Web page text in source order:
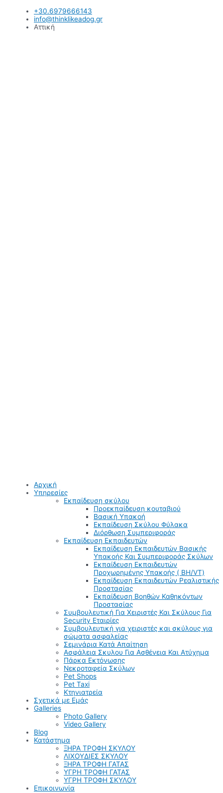
Μετάβαση
περιεχόμενο
+30.6979666143
info@thinklikeadog.gr
Αττική
Αρχική
Υπηρεσίες
Εκπαίδευση σκύλου
Προεκπαίδευση κουταβιού
Βασική Υπακοή
Εκπαίδευση Σκύλου Φύλακα
Διόρθωση Συμπεριφοράς
Εκπαίδευση Εκπαιδευτών
Εκπαίδευση Εκπαιδευτών Βασικής
Υπακοής Και Συμπεριφοράς Σκύλων
Εκπαίδευση Εκπαιδευτών
Προχωρημένης Υπακοής ( BH/VT)
Εκπαίδευση Εκπαιδευτών Ρεαλιστικής
Προστασίας
Εκπαίδευση Βοηθών Καθηκόντων
Προστασίας
Συμβουλευτική Για Χειριστές Και Σκύλους Για
Security Εταιρίες
Συμβουλευτική για χειριστές και σκύλους για
σώματα ασφαλείας
Σεμινάρια Κατά Απαίτηση
Ασφάλεια Σκυλου Για Ασθένεια Και Ατύχημα
Πάρκα Εκτόνωσης
Νεκροταφεία Σκύλων
Pet Shops
Pet Taxi
Κτηνιατρεία
Σχετικά με Εμάς
Galleries
Photo Gallery
Video Gallery
Blog
Κατάστημα
ΞΗΡΑ ΤΡΟΦΗ ΣΚΥΛΟΥ
ΛΙΧΟΥΔΙΕΣ ΣΚΥΛΟΥ
ΞΗΡΑ ΤΡΟΦΗ ΓΑΤΑΣ
ΥΓΡΗ ΤΡΟΦΗ ΓΑΤΑΣ
ΥΓΡΗ ΤΡΟΦΗ ΣΚΥΛΟΥ
Επικοινωνία